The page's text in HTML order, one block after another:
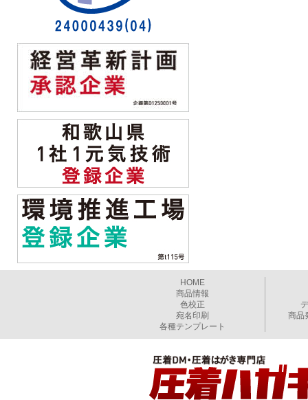
HOME
商品情報
色校正
宛名印刷
各種テンプレート
商品